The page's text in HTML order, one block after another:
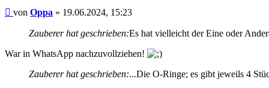
Beitrag
von Oppa » 19.06.2024, 15:23
Zauberer hat geschrieben:Es hat vielleicht der Eine oder
War in WhatsApp nachzuvollziehen!
Zauberer hat geschrieben:...Die O-Ringe; es gibt jeweils 4